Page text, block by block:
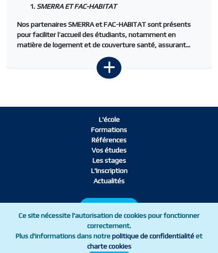
SMERRA ET FAC-HABITAT
Nos partenairesSMERRAetFAC-HABITATsont présents
pour faciliter l’accueil des étudiants, notamment en
matière de logement et de couverture santé, assurant...
L'école
Formations
Références
Vos études
Les stages
L'Inscription
Actualités
Mentions légales Charte cookies
Ce site nécessite l'autorisation de cookies pour fonctionner
correctement.
Plus d'informations dans notrepolitique de confidentialitéet
charte cookies